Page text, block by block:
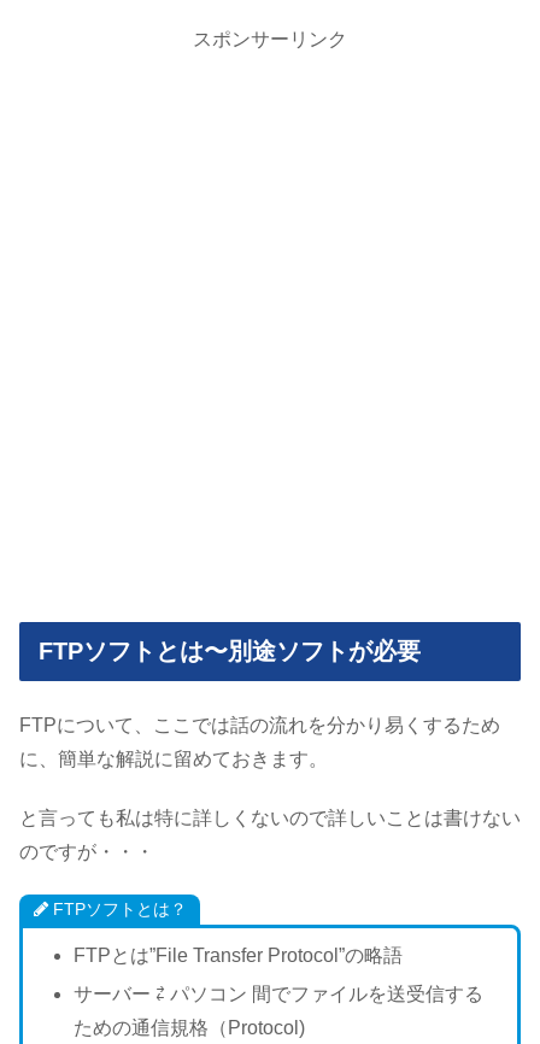
スポンサーリンク
FTPソフトとは〜別途ソフトが必要
FTPについて、ここでは話の流れを分かり易くするため
に、簡単な解説に留めておきます。
と言っても私は特に詳しくないので詳しいことは書けない
のですが・・・
FTPソフトとは？
FTPとは”File Transfer Protocol”の略語
サーバー ⇄ パソコン 間でファイルを送受信する
ための通信規格（Protocol)